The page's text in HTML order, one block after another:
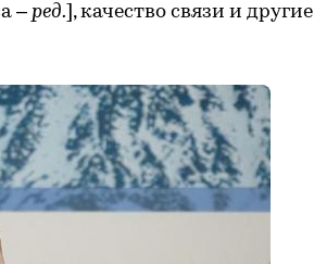
– ред. ], качество связи и другие